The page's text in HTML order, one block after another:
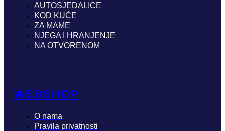
AUTOSJEDALICE
KOD KUĆE
ZA MAME
NJEGA I HRANJENJE
NA OTVORENOM
WEBSHOP
O nama
Pravila privatnosti